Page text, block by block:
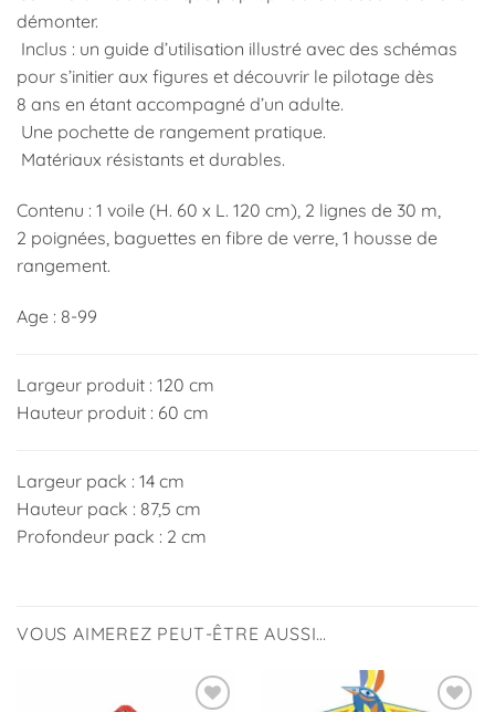
démonter.
Inclus : un guide d’utilisation illustré avec des schémas
pour s’initier aux figures et découvrir le pilotage dès
8 ans en étant accompagné d’un adulte.
Une pochette de rangement pratique.
Matériaux résistants et durables.
Contenu : 1 voile (H. 60 x L. 120 cm), 2 lignes de 30 m,
2 poignées, baguettes en fibre de verre, 1 housse de
rangement.
Age : 8-99
Largeur produit : 120 cm
Hauteur produit : 60 cm
Largeur pack : 14 cm
Hauteur pack : 87,5 cm
Profondeur pack : 2 cm
VOUS AIMEREZ PEUT-ÊTRE AUSSI…